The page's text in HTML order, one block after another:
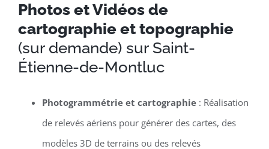
Photos et Vidéos de
cartographie et topographie
(sur demande) sur Saint-
Étienne-de-Montluc
Photogrammétrie et cartographie: Réalisation
de relevés aériens pour générer des cartes, des
modèles 3D de terrains ou des relevés